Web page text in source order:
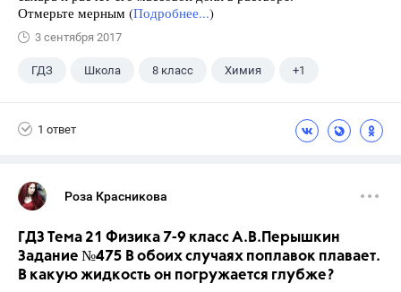
Отмерьте мерным (Подробнее...)
3 сентября 2017
ГДЗ Школа 8 класс Химия +1
1 ответ
Роза Красникова
ГДЗ Тема 21 Физика 7-9 класс А.В.Перышкин
Задание №475 В обоих случаях поплавок плавает.
В какую жидкость он погружается глубже?